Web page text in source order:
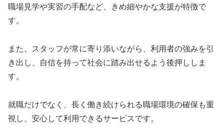
職場見学や実習の手配など、きめ細やかな支援が特徴で
す。
また、スタッフが常に寄り添いながら、利用者の強みを引
き出し、自信を持って社会に踏み出せるよう後押ししま
す。
就職だけでなく、長く働き続けられる職場環境の確保も重
視し、安心して利用できるサービスです。